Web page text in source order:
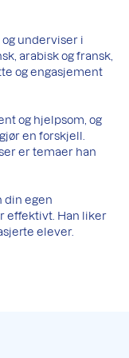
underviser i
arabisk og fransk,
og engasjement
og hjelpsom, og
en forskjell.
er temaer han
din egen
effektivt. Han liker
elever.